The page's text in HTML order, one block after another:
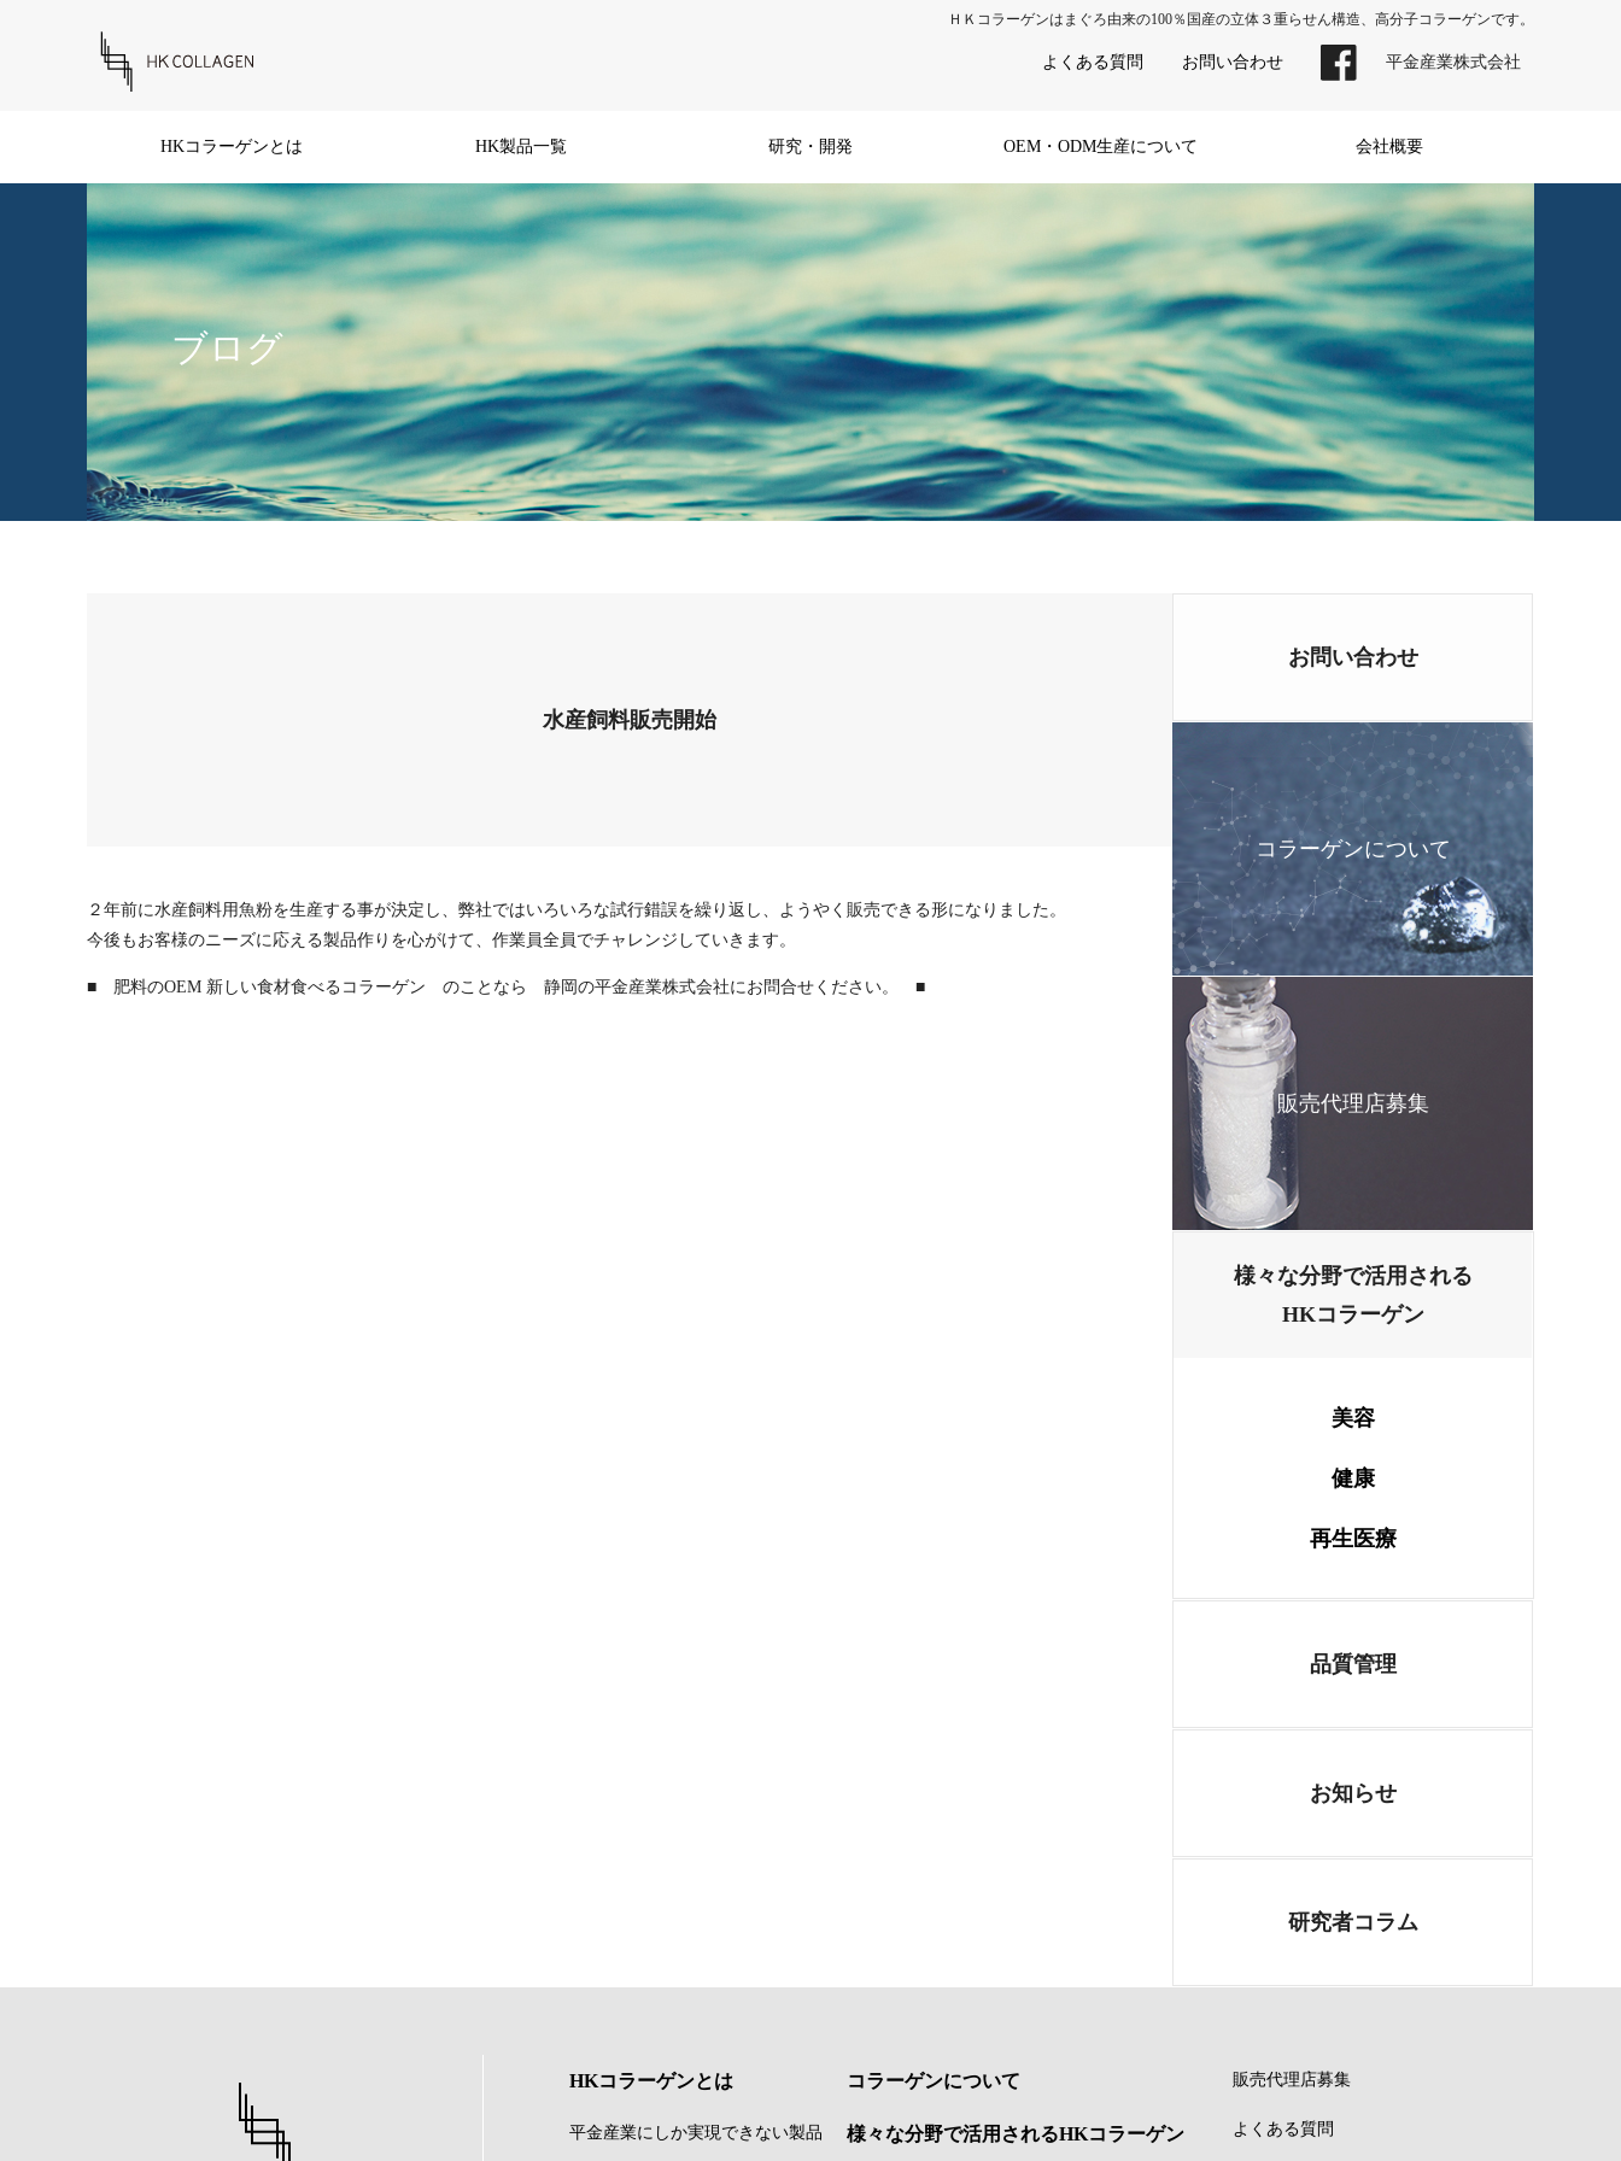
ＨＫコラーゲンはまぐろ由来の100％国産の立体３重らせん構造、高分子コラーゲンです。
よくある質問 お問い合わせ 平金産業株式会社
HKコラーゲンとは HK製品一覧 研究・開発 OEM・ODM生産について 会社概要
ブログ
水産飼料販売開始
２年前に水産飼料用魚粉を生産する事が決定し、弊社ではいろいろな試行錯誤を繰り返し、ようやく販売できる形になりました。
今後もお客様のニーズに応える製品作りを心がけて、作業員全員でチャレンジしていきます。
■ 肥料のOEM 新しい食材食べるコラーゲン のことなら 静岡の平金産業株式会社にお問合せください。 ■
お問い合わせ
コラーゲンについて
販売代理店募集
様々な分野で活用される
HKコラーゲン
美容
健康
再生医療
品質管理
お知らせ
研究者コラム
HKコラーゲンとは
平金産業にしか実現できない製品
コラーゲンについて
様々な分野で活用されるHKコラーゲン
販売代理店募集
よくある質問